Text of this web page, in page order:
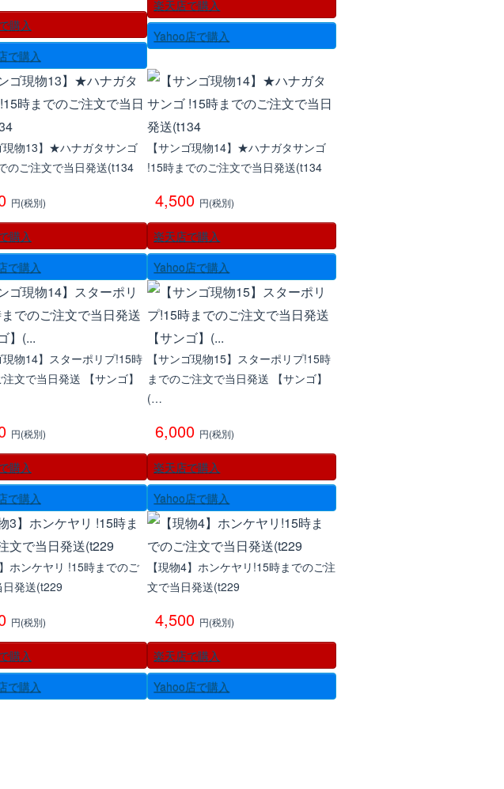
購入
で購入
楽天店で購入
Yahoo店で購入
現物13】★ハナガタサンゴ
のご注文で当日発送(t134
円(税別)
購入
で購入
【サンゴ現物14】★ハナガタサンゴ
!15時までのご注文で当日発送(t134
4,500 円(税別)
楽天店で購入
Yahoo店で購入
現物14】スターポリプ!15時
文で当日発送 【サンゴ】
円(税別)
購入
で購入
【サンゴ現物15】スターポリプ!15時
までのご注文で当日発送 【サンゴ】
(…
6,000 円(税別)
楽天店で購入
Yahoo店で購入
ホンケヤリ !15時までのご
発送(t229
円(税別)
購入
で購入
【現物4】ホンケヤリ!15時までのご注
文で当日発送(t229
4,500 円(税別)
楽天店で購入
Yahoo店で購入